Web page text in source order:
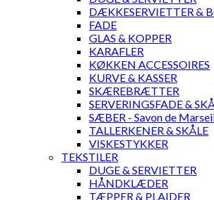
DÆKKESERVIETTER &
FADE
GLAS & KOPPER
KARAFLER
KØKKEN ACCESSOIRES
KURVE & KASSER
SKÆREBRÆTTER
SERVERINGSFADE &
SÆBER - Savon de
TALLERKENER & SKÅLE
VISKESTYKKER
TEKSTILER
DUGE & SERVIETTER
HÅNDKLÆDER
TÆPPER & PLAIDER